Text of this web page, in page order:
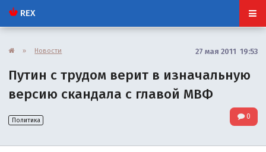
REX
» Новости 27 мая 2011 19:53
Путин с трудом верит в изначальную
версию скандала с главой МВФ
Политика 0